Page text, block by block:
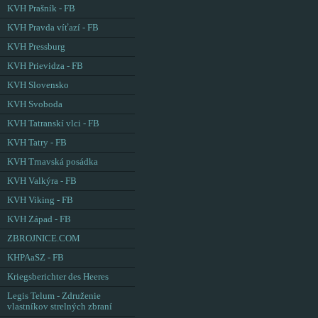
KVH Prašník - FB
KVH Pravda víťazí - FB
KVH Pressburg
KVH Prievidza - FB
KVH Slovensko
KVH Svoboda
KVH Tatranskí vlci - FB
KVH Tatry - FB
KVH Trnavská posádka
KVH Valkýra - FB
KVH Viking - FB
KVH Západ - FB
ZBROJNICE.COM
KHPAaSZ - FB
Kriegsberichter des Heeres
Legis Telum - Združenie
vlastníkov strelných zbraní